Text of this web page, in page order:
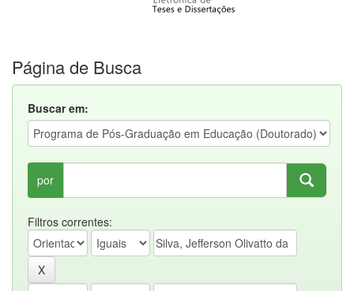
Página de Busca
Buscar em:
por
Filtros correntes: